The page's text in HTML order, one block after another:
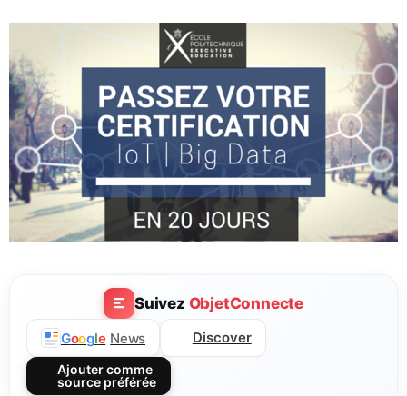
Suivez ObjetConnecte
Google News Discover
Ajouter comme
source préférée